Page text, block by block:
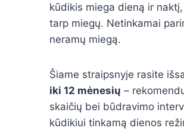
kūdikis miega dieną ir
tarp miegų. Netinkamai
neramų miegą.
Šiame straipsnyje rasite
iki 12 mėnesių –
skaičių bei būdravimo
kūdikiui tinkamą dienos